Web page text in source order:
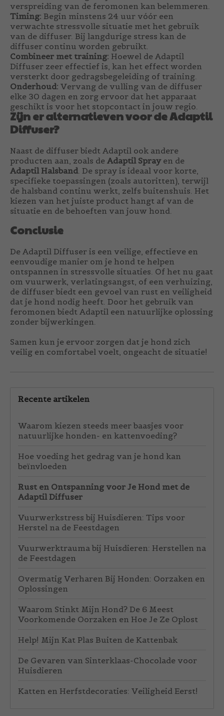
verspreiding van de feromonen kan belemmeren.
Timing: Begin minstens 24 uur vóór een
verwachte stressvolle situatie met het gebruik
van de diffuser. Bij langdurige stress kan de
diffuser continu worden gebruikt.
Combineer met training: Hoewel de Adaptil
Diffuser zeer effectief is, kan het effect worden
versterkt door gedragsbegeleiding of training.
Onderhoud: Vervang de vulling van de diffuser
elke 30 dagen en zorg ervoor dat het apparaat
geschikt is voor het stopcontact in jouw regio.
Zijn er alternatieven voor de Adaptil
Diffuser?
Naast de diffuser biedt Adaptil ook andere
producten aan, zoals de Adaptil Sprayen de
Adaptil Halsband . De spray is ideaal voor korte,
specifieke toepassingen (zoals autoritten), terwijl
de halsband continu werkt, zelfs buitenshuis. Het
kiezen van het juiste product hangt af van de
situatie en de behoeften van jouw hond.
Conclusie
De Adaptil Diffuser is een veilige, effectieve en
eenvoudige manier om je hond te helpen
ontspannen in stressvolle situaties. Of het nu gaat
om vuurwerk, verlatingsangst, of een verhuizing,
de diffuser biedt een gevoel van rust en veiligheid
dat je hond nodig heeft. Door het gebruik van
feromonen biedt Adaptil een natuurlijke oplossing
zonder bijwerkingen.
Samen kun je ervoor zorgen dat je hond zich
veilig en comfortabel voelt, ongeacht de situatie!
Recente artikelen
Waarom kiezen steeds meer baasjes voor
natuurlijke honden- en kattenvoeding?
Hoe voeding het gedrag van je hond kan
beïnvloeden
Rust en Ontspanning voor Je Hond met de
Adaptil Diffuser
Vuurwerkstress bij Huisdieren: Tips voor
Herstel na de Feestdagen
Vuurwerktrauma bij Huisdieren: Herstellen na
de Feestdagen
Overmatig Verharen Bij Honden: Oorzaken en
Oplossingen
Waarom Stinkt Mijn Hond? De 6 Meest
Voorkomende Oorzaken en Hoe Je Ze Oplost
Help! Mijn Kat Plas Buiten de Kattenbak
De Gevaren van Sinterklaas-Chocolade voor
Huisdieren
Katten en Herfstdecoraties: Veiligheid Eerst!